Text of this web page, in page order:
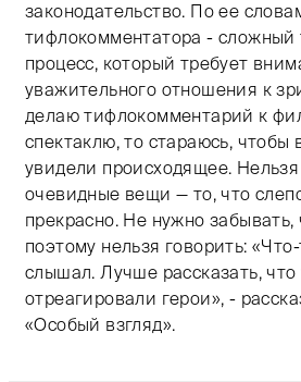
законодательство. По ее
тифлокомментатора - сложный
процесс, который требует
уважительного отношения к
делаю тифлокомментарий к
спектаклю, то стараюсь, чтобы
увидели происходящее.
очевидные вещи — то, что
прекрасно. Не нужно забывать,
поэтому нельзя говорить:
слышал. Лучше рассказать, что
отреагировали герои», -
«Особый взгляд».